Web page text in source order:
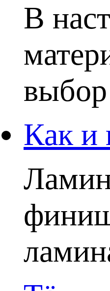
В
Как и